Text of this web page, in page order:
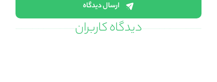
ارسال دیدگاه
دیدگاه کاربران